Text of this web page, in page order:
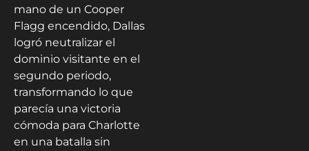
mano de un Cooper
Flagg encendido, Dallas
logró neutralizar el
dominio visitante en el
segundo periodo,
transformando lo que
parecía una victoria
cómoda para Charlotte
en una batalla sin